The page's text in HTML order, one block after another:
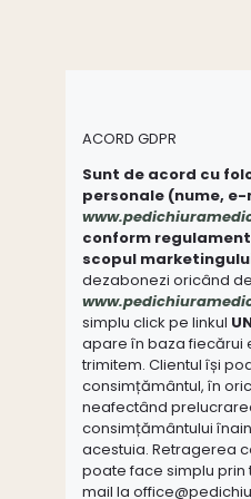
ACORD GDPR
Sunt de acord cu
personale (nume,
conform
scopul
dezabonezi oricând
simplu click pe linkul
apare în baza fiecărui
trimitem. Clientul își
consimțământul, în
neafectând
consimțământului
acestuia. Retragerea
poate face simplu
mail la